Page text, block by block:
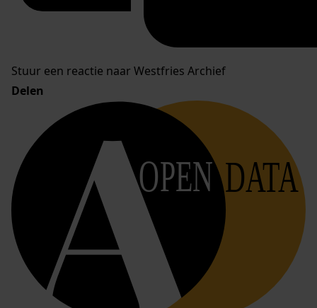
Stuur een reactie naar Westfries Archief
Delen
OPEN DATA